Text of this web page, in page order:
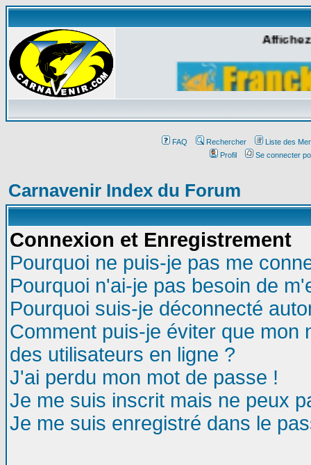
FAQ Rechercher
Liste des
Profil
Se connecter
Carnavenir Index du Forum
Connexion et Enregistrement
Pourquoi ne puis-je pas me
Pourquoi n'ai-je pas besoin de
Pourquoi suis-je déconnecté
Comment puis-je éviter que mon
des utilisateurs en ligne ?
J'ai perdu mon mot de passe !
Je me suis inscrit mais ne peux
Je me suis enregistré dans le